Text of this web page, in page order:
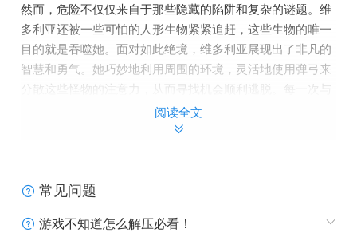
然而，危险不仅仅来自于那些隐藏的陷阱和复杂的谜题。维
多利亚还被一些可怕的人形生物紧紧追赶，这些生物的唯一
目的就是吞噬她。面对如此绝境，维多利亚展现出了非凡的
智慧和勇气。她巧妙地利用周围的环境，灵活地使用弹弓来
分散这些怪物的注意力，从而寻找机会顺利逃脱。每一次与
怪物的周旋，都让人惊心动魄，而维多利亚的机智和勇敢也
个残酷的世界里，生存从来都不是一个人的事情，只有大家
去，揭开这座神秘城市背后的真相。
阅读全文
常见问题
游戏不知道怎么解压必看！